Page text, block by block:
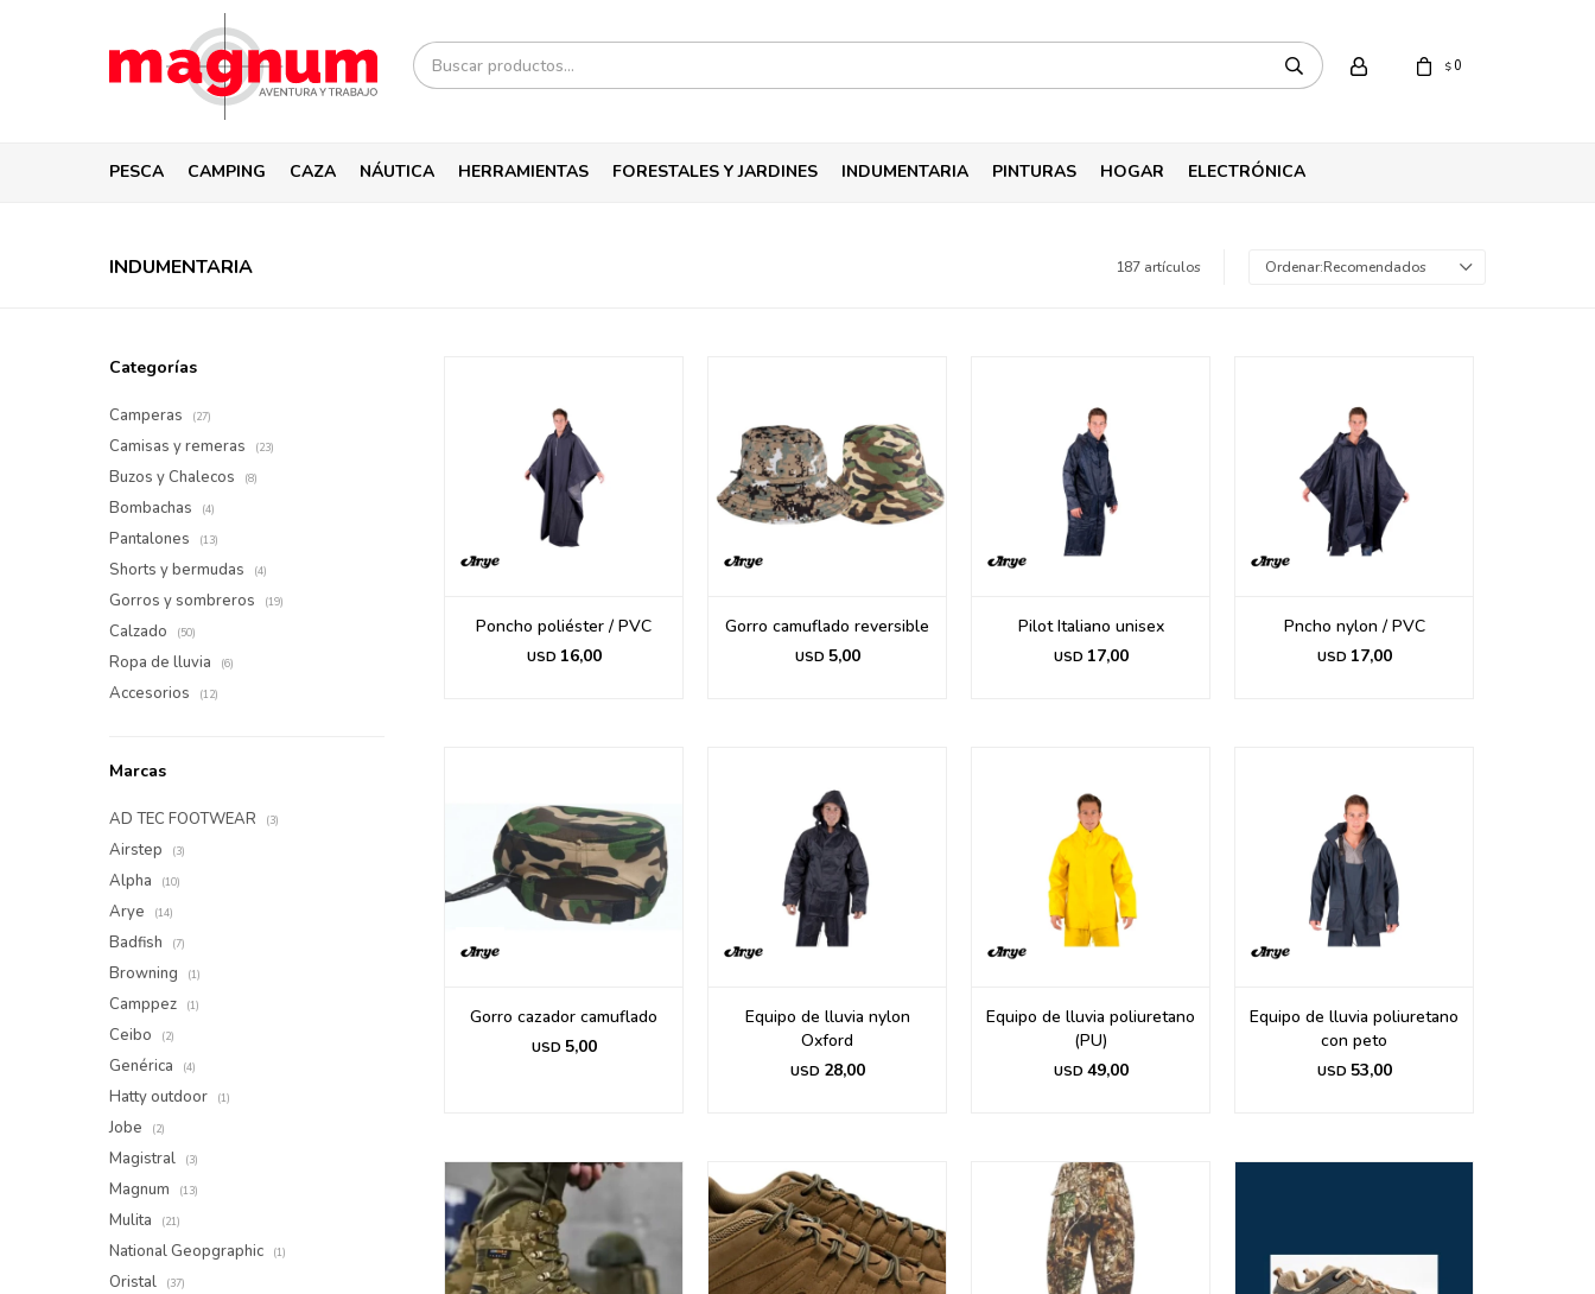
PESCA CAMPING CAZA NÁUTICA HERRAMIENTAS FORESTALES Y JARDINES INDUMENTARIA PINTURAS HOGAR ELECTRÓNICA
$ 0
INDUMENTARIA 187 artículos Recomendados
Poncho poliéster / PVC
USD 16,00
Gorro camuflado reversible
USD 5,00
Pilot Italiano unisex
USD 17,00
Pncho nylon / PVC
USD 17,00
Gorro cazador camuflado
USD 5,00
Equipo de lluvia nylon
Oxford
USD 28,00
Equipo de lluvia poliuretano
(PU)
USD 49,00
Equipo de lluvia poliuretano
con peto
USD 53,00
Categorías
Camperas (27)
Camisas y remeras (23)
Buzos y Chalecos (8)
Bombachas (4)
Pantalones (13)
Shorts y bermudas (4)
Gorros y sombreros (19)
Calzado (50)
Ropa de lluvia (6)
Accesorios (12)
Marcas
AD TEC FOOTWEAR (3)
Airstep (3)
Alpha (10)
Arye (14)
Badfish (7)
Browning (1)
Camppez (1)
Ceibo (2)
Genérica (4)
Hatty outdoor (1)
Jobe (2)
Magistral (3)
Magnum (13)
Mulita (21)
National Geopgraphic (1)
Oristal (37)